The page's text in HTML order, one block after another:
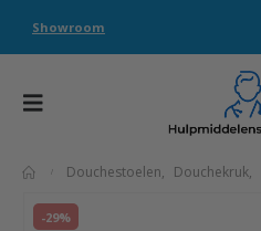
Showroom
Douchestoelen, Douchekruk,
-29%